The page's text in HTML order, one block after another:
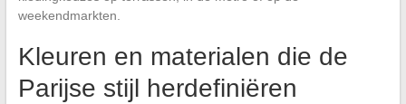
weekendmarkten.
Kleuren en materialen die de
Parijse stijl herdefiniëren